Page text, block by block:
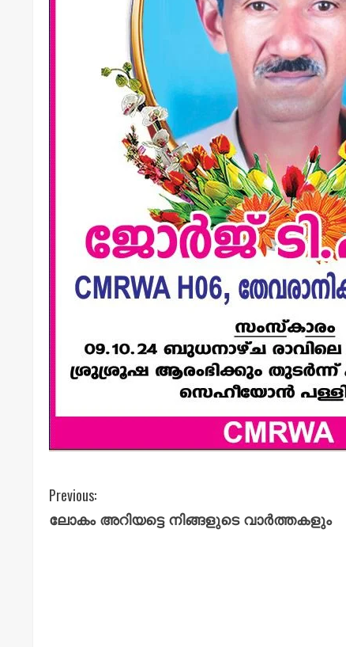
C
o
Previous:
ലോകം അറിയട്ടെ നിങ്ങളുടെ വാർത്തകളും